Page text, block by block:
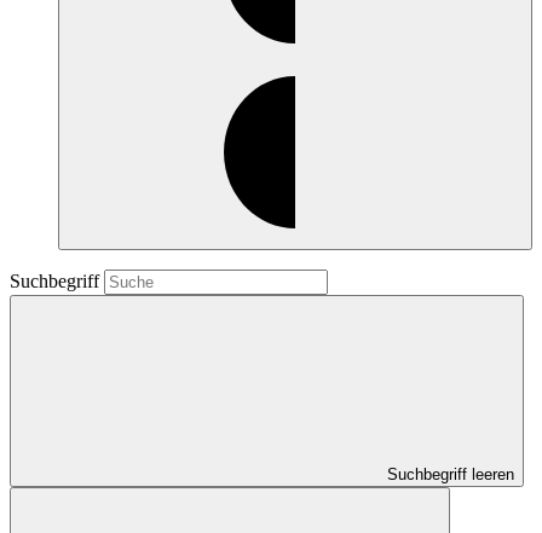
Suchbegriff
Suchbegriff leeren